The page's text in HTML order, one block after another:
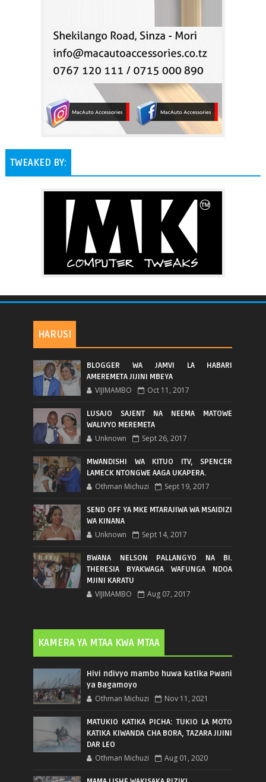
TWEAKED BY:
HARUSI
BLOGGER WA JAMVI LA HABARI
AMEREMETA JIJINI MBEYA
VIJIMAMBO Oct 11, 2017
LUSAJO SAJENT NA NEEMA MATOWE
WALIVYO MEREMETA
Unknown Sept 26, 2017
MWANDISHI WA KITUO ITV, SPENCER
LAMECK NTONGWE AAGA UKAPERA.
Othman Michuzi Sept 19, 2017
SEND OFF YA MKE MTARAJIWA WA MSAIDIZI
WA KINANA
Unknown Sept 14, 2017
BWANA NELSON PALLANGYO NA BI.
THERESIA BYAKWAGA WAFUNGA NDOA
MJINI KARATU
VIJIMAMBO Aug 07, 2017
KAMERA YA MTAA KWA MTAA
Hivi ndivyo mambo huwa katika Pwani
ya Bagamoyo
Othman Michuzi Nov 11, 2021
MATUKIO KATIKA PICHA: TUKIO LA MOTO
KATIKA KIWANDA CHA BORA, TAZARA JIJINI
DAR LEO
Othman Michuzi Aug 01, 2020